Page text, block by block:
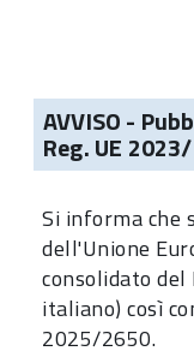
AVVISO -
Reg. UE
Si informa che
dell'Unione
consolidato
italiano) così
2025/2650.